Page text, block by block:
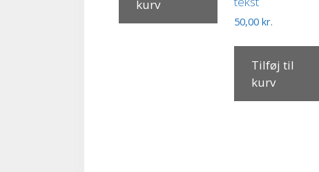
kurv
50,00kr.
Tilføj til
kurv